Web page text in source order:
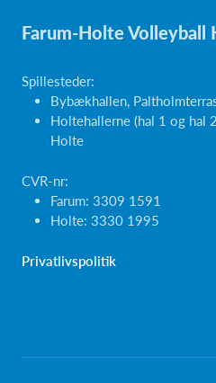
Farum-Holte Volleyball
Spillesteder:
Bybækhallen,
Holtehallerne (hal 1 og hal
Holte
CVR-nr:
Farum: 3309 1591
Holte: 3330 1995
Privatlivspolitik